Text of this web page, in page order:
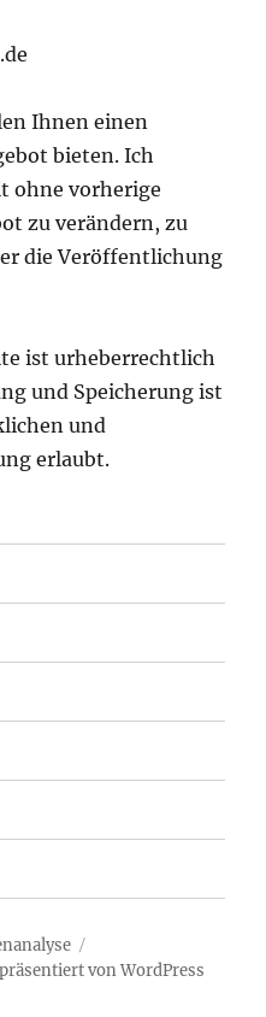
Ihnen einen
bieten. Ich
ohne vorherige
zu verändern, zu
die Veröffentlichung
ist urheberrechtlich
und Speicherung ist
und
erlaubt.
von WordPress